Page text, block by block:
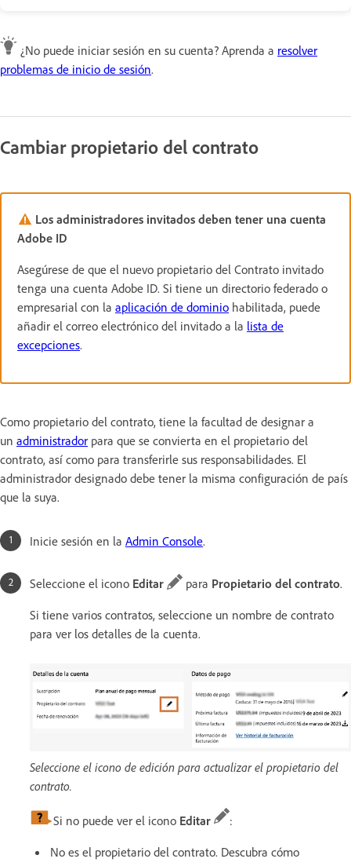
¿No puede iniciar sesión en su cuenta? Aprenda a resolver
problemas de inicio de sesión.
Cambiar propietario del contrato
Los administradores invitados deben tener una cuenta
Adobe ID
Asegúrese de que el nuevo propietario del Contrato invitado
tenga una cuenta Adobe ID. Si tiene un directorio federado o
empresarial con la aplicación de dominio habilitada, puede
añadir el correo electrónico del invitado a la lista de
excepciones.
Como propietario del contrato, tiene la facultad de designar a
un administrador para que se convierta en el propietario del
contrato, así como para transferirle sus responsabilidades. El
administrador designado debe tener la misma configuración de país
que la suya.
Inicie sesión en la Admin Console.
Seleccione el icono Editar para Propietario del contrato.
Si tiene varios contratos, seleccione un nombre de contrato
para ver los detalles de la cuenta.
Seleccione el icono de edición para actualizar el propietario del
contrato.
Si no puede ver el icono Editar
:
No es el propietario del contrato. Descubra cómo